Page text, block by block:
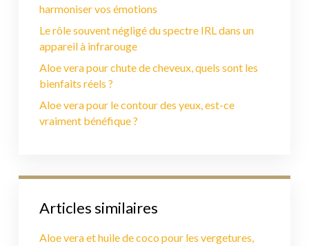
harmoniser vos émotions
Le rôle souvent négligé du spectre IRL dans un
appareil à infrarouge
Aloe vera pour chute de cheveux, quels sont les
bienfaits réels ?
Aloe vera pour le contour des yeux, est-ce
vraiment bénéfique ?
Articles similaires
Aloe vera et huile de coco pour les vergetures,